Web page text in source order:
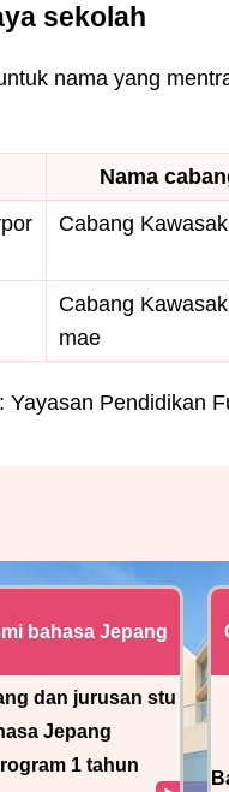
sekolah
nama yang
Nama
Cabang
Cabang
mae
Pendidikan
bahasa Jepang
dan jurusan stu
Jepang
1 tahun